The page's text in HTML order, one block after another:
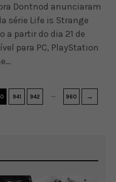
Dontnod anunciaram
série Life is Strange
a partir do dia 21 de
para PC, PlayStation
941 942 … 960 →